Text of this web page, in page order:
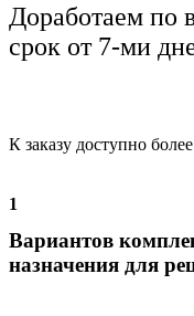
Доработаем по
срок от 7-ми
К заказу доступно более
1
Вариантов
назначения для